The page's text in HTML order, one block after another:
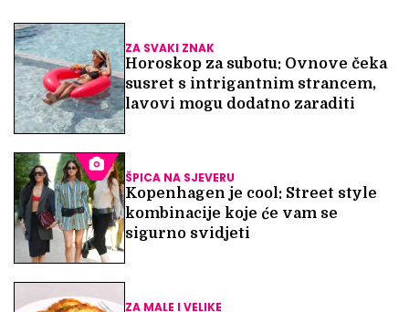
ZA SVAKI ZNAK
Horoskop za subotu: Ovnove čeka
susret s intrigantnim strancem,
lavovi mogu dodatno zaraditi
ŠPICA NA SJEVERU
Kopenhagen je cool: Street style
kombinacije koje će vam se
sigurno svidjeti
ZA MALE I VELIKE